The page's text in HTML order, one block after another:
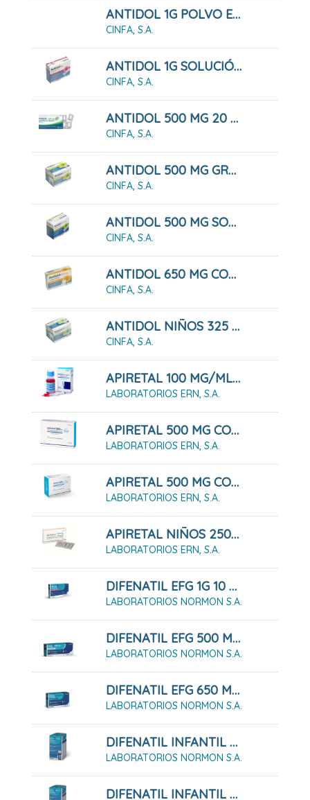
ANTIDOL 1G POLVO EFERVESCENTE
CINFA, S.A.
ANTIDOL 1G SOLUCIÓN ORAL
CINFA, S.A.
ANTIDOL 500 MG 20 COMPRIMIDOS RECUBIERTOS
CINFA, S.A.
ANTIDOL 500 MG GRANULADO
CINFA, S.A.
ANTIDOL 500 MG SOLUCIÓN ORAL
CINFA, S.A.
ANTIDOL 650 MG COMPRIMIDOS
CINFA, S.A.
ANTIDOL NIÑOS 325 MG GRANULADO
CINFA, S.A.
APIRETAL 100 MG/ML SOLUCIÓN ORAL 90 ML
LABORATORIOS ERN, S.A.
APIRETAL 500 MG COMPRIMIDOS BUCODISPENSABLES, 12 COMPRIMIDOS
LABORATORIOS ERN, S.A.
APIRETAL 500 MG COMPRIMIDOS BUCODISPENSABLES, 24 COMPRIMIDOS
LABORATORIOS ERN, S.A.
APIRETAL NIÑOS 250 MG SUPOSITORIOS, 5 SUPOSITORIOS
LABORATORIOS ERN, S.A.
DIFENATIL EFG 1G 10 Comprimidos
LABORATORIOS NORMON S.A.
DIFENATIL EFG 500 MG 20 Comprimidos
LABORATORIOS NORMON S.A.
DIFENATIL EFG 650 MG 20 Comprimidos
LABORATORIOS NORMON S.A.
DIFENATIL INFANTIL 100 MG/ML Solución Oral 60 Ml
LABORATORIOS NORMON S.A.
DIFENATIL INFANTIL 100 MG/ML Solución Oral 90 Ml